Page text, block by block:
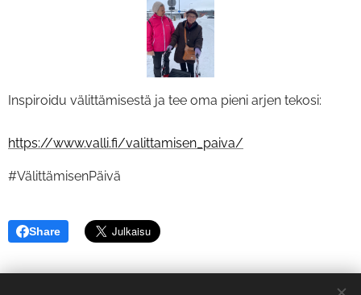
Inspiroidu välittämisestä ja tee oma pieni arjen tekosi:
https://www.valli.fi/valittamisen_paiva/
#VälittämisenPäivä
Share